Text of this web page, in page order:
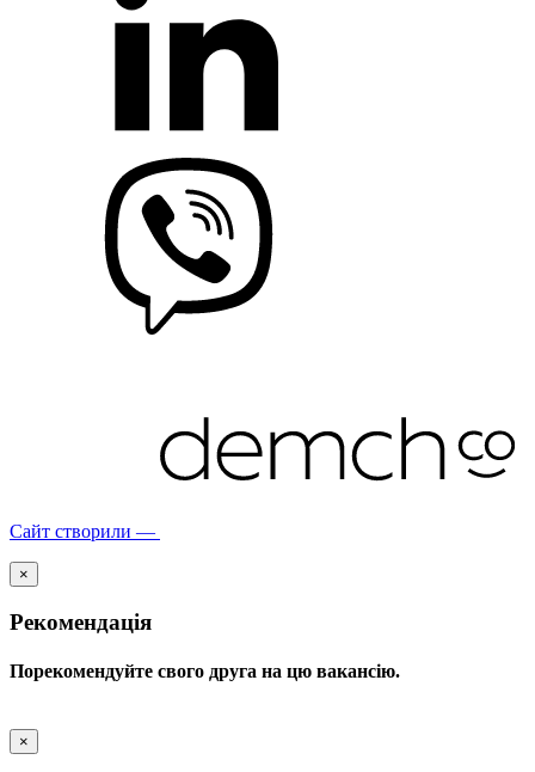
Сайт створили —
×
Рекомендація
Порекомендуйте свого друга на цю вакансію.
×